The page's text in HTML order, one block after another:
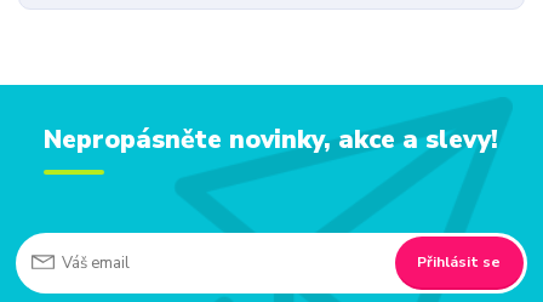
Nepropásněte novinky, akce a slevy!
Přihlásit se